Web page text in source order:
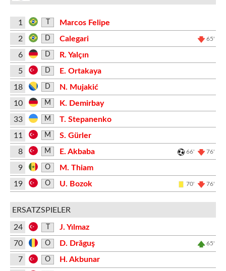
1
Marcos Felipe
2
D Calegari 65'
6 D
R. Yalçın
5
D
E. Ortakaya
18
D
N. Mujakić
10
M
K. Demirbay
33
M
T. Stepanenko
11
M
S. Gürler
8
M E. Akbaba 66' 76'
9 O
M. Thiam
19
O U. Bozok 70' 76'
ERSATZSPIELER
24
J. Yılmaz
70
O D. Drăguş 65'
7 O
H. Akbunar